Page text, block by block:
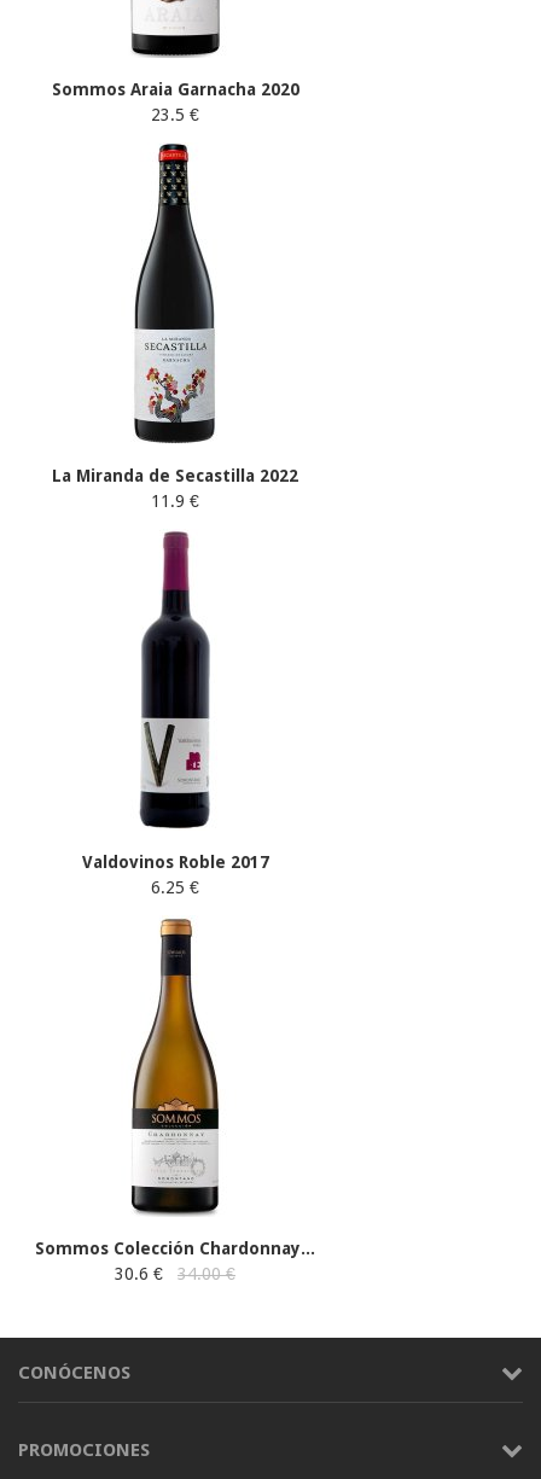
Sommos Araia Garnacha 2020
23.5 €
La Miranda de Secastilla 2022
11.9 €
Valdovinos Roble 2017
6.25 €
Sommos Colección Chardonnay...
30.6 €
34.00 €
CONÓCENOS
PROMOCIONES